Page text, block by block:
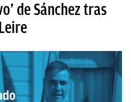
de Sánchez tras